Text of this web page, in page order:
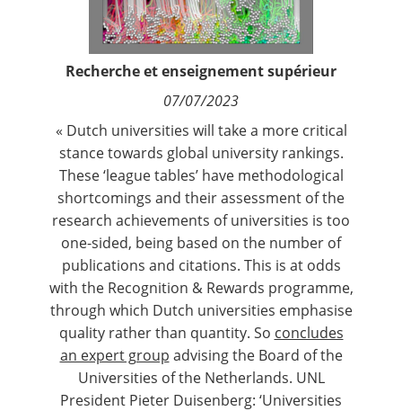
Recherche et enseignement supérieur
07/07/2023
« Dutch universities will take a more critical
stance towards global university rankings.
These ‘league tables’ have methodological
shortcomings and their assessment of the
research achievements of universities is too
one-sided, being based on the number of
publications and citations. This is at odds
with the Recognition & Rewards programme,
through which Dutch universities emphasise
quality rather than quantity. So concludes
an expert group advising the Board of the
Universities of the Netherlands. UNL
President Pieter Duisenberg: ‘Universities